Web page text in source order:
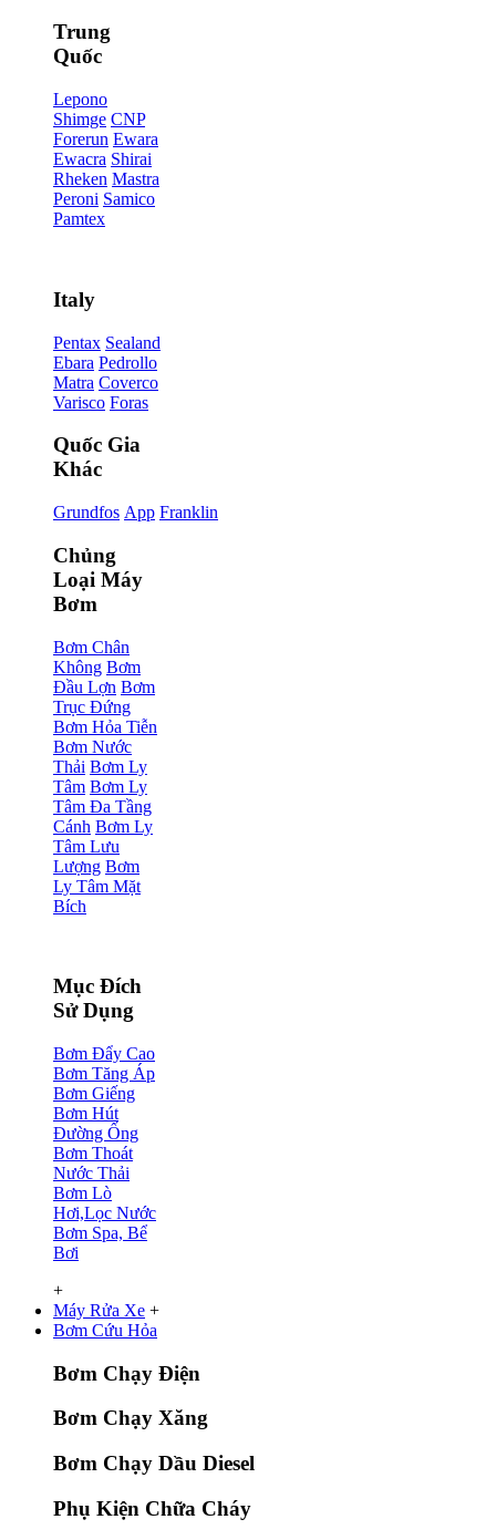
Trung
Quốc
Lepono
Shimge CNP
Forerun Ewara
Ewacra Shirai
Rheken Mastra
Peroni Samico
Pamtex
Italy
Pentax Sealand
Ebara Pedrollo
Matra Coverco
Varisco Foras
Quốc Gia
Khác
Grundfos App Franklin
Chủng
Loại Máy
Bơm
Bơm Chân
Không Bơm
Đầu Lợn Bơm
Trục Đứng
Bơm Hỏa Tiễn
Bơm Nước
Thải Bơm Ly
Tâm Bơm Ly
Tâm Đa Tầng
Cánh Bơm Ly
Tâm Lưu
Lượng Bơm
Ly Tâm Mặt
Bích
Mục Đích
Sử Dụng
Bơm Đẩy Cao
Bơm Tăng Áp
Bơm Giếng
Bơm Hút
Đường Ống
Bơm Thoát
Nước Thải
Bơm Lò
Hơi,Lọc Nước
Bơm Spa, Bể
Bơi
+
Máy Rửa Xe +
Bơm Cứu Hỏa
Bơm Chạy Điện
Bơm Chạy Xăng
Bơm Chạy Dầu Diesel
Phụ Kiện Chữa Cháy